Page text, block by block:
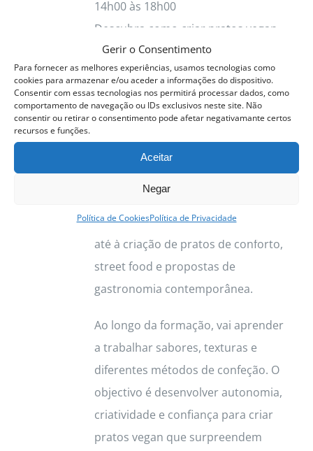
Gerir o Consentimento
Para fornecer as melhores experiências, usamos tecnologias como
cookies para armazenar e/ou aceder a informações do dispositivo.
Consentir com essas tecnologias nos permitirá processar dados, como
comportamento de navegação ou IDs exclusivos neste site. Não
consentir ou retirar o consentimento pode afetar negativamante certos
recursos e funções.
Aceitar
Negar
Política de CookiesPolítica de Privacidade
14h00 às 18h00
Descubra como criar pratos vegan
completos, equilibrados e cheios de
sabor, através de técnicas que pode
aplicar tanto em casa como numa
cozinha profissional.
Este curso apresenta uma
abordagem prática à cozinha vegetal,
desde a preparação dos ingredientes
e o domínio das proteínas vegetais
até à criação de pratos de conforto,
street food e propostas de
gastronomia contemporânea.
Ao longo da formação, vai aprender
a trabalhar sabores, texturas e
diferentes métodos de confeção. O
objectivo é desenvolver autonomia,
criatividade e confiança para criar
pratos vegan que surpreendem